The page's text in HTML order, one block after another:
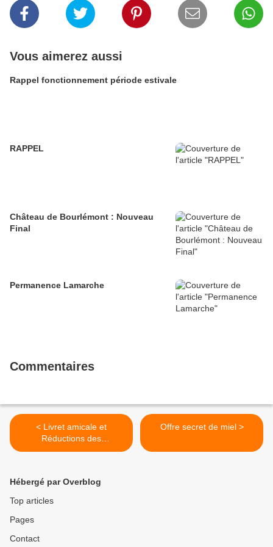
Vous aimerez aussi
Rappel fonctionnement période estivale
RAPPEL
Château de Bourlémont : Nouveau
Final
Permanence Lamarche
Commentaires
< Livret amicale et
Réductions des
Commerçants partenaires
Offre secret de miel >
Hébergé par Overblog
Top articles
Pages
Contact